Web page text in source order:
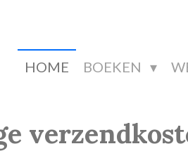
HOME BOEKEN